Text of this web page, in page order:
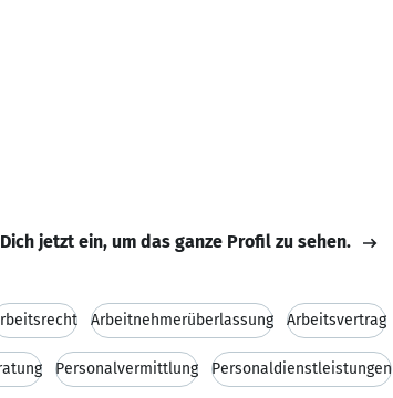
jetzt ein, um das ganze Profil zu sehen.
Arbeitnehmerüberlassung Arbeitsvertrag
Personalvermittlung Personaldienstleistungen